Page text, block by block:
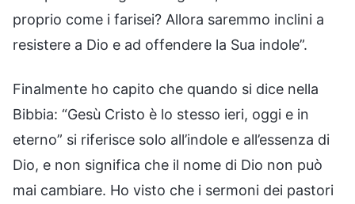
proprio come i farisei? Allora saremmo inclini a
resistere a Dio e ad offendere la Sua indole”.
Finalmente ho capito che quando si dice nella
Bibbia: “Gesù Cristo è lo stesso ieri, oggi e in
eterno” si riferisce solo all’indole e all’essenza di
Dio, e non significa che il nome di Dio non può
mai cambiare. Ho visto che i sermoni dei pastori